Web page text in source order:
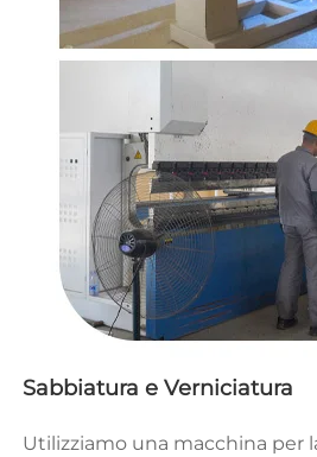
Sabbiatura e Verniciatura
Utilizziamo una macchina per